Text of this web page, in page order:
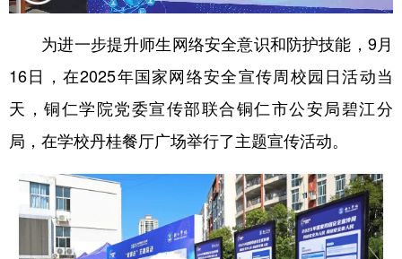
辽宁 吉林 上海 江苏
浙江 安徽 福建 江西
山东 河南 湖北 湖南
广东 广西 海南 重庆
四川 贵州 云南 西藏
为进一步提升师生网络安全意识和防护技能，9月
16日，在2025年国家网络安全宣传周校园日活动当
天，铜仁学院党委宣传部联合铜仁市公安局碧江分
局，在学校丹桂餐厅广场举行了主题宣传活动。